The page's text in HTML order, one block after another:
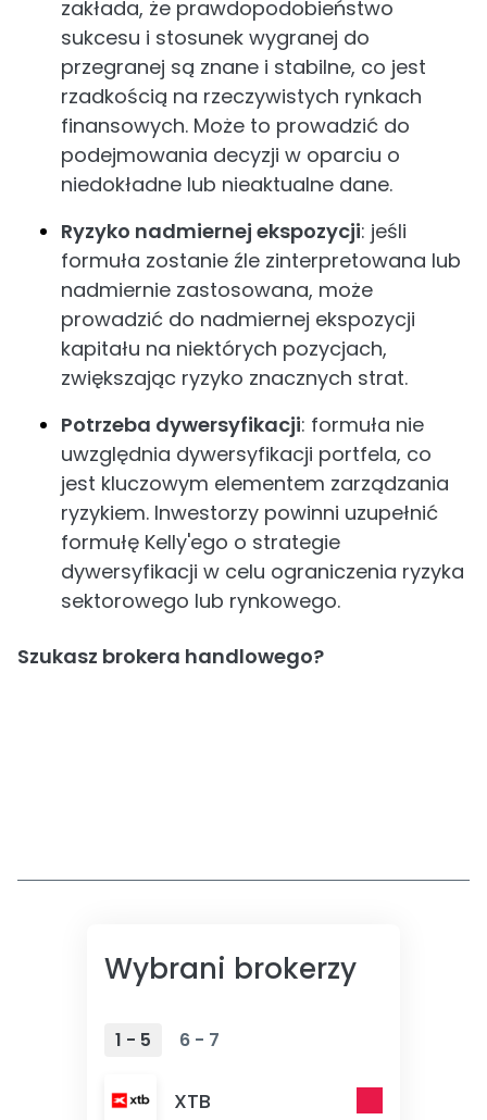
zakłada, że prawdopodobieństwo
sukcesu i stosunek wygranej do
przegranej są znane i stabilne, co jest
rzadkością na rzeczywistych rynkach
finansowych. Może to prowadzić do
podejmowania decyzji w oparciu o
niedokładne lub nieaktualne dane.
Ryzyko nadmiernej ekspozycji: jeśli
formuła zostanie źle zinterpretowana lub
nadmiernie zastosowana, może
prowadzić do nadmiernej ekspozycji
kapitału na niektórych pozycjach,
zwiększając ryzyko znacznych strat.
Potrzeba dywersyfikacji: formuła nie
uwzględnia dywersyfikacji portfela, co
jest kluczowym elementem zarządzania
ryzykiem. Inwestorzy powinni uzupełnić
formułę Kelly'ego o strategie
dywersyfikacji w celu ograniczenia ryzyka
sektorowego lub rynkowego.
Szukasz brokera handlowego?
Wybrani brokerzy
1 - 5 6 - 7
XTB